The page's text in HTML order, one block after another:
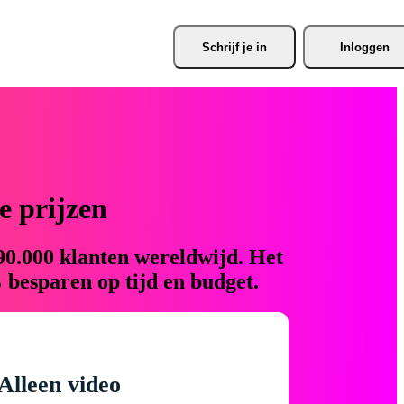
Schrijf je in Inloggen
prijzen
klanten wereldwijd. Het
op tijd en budget.
video